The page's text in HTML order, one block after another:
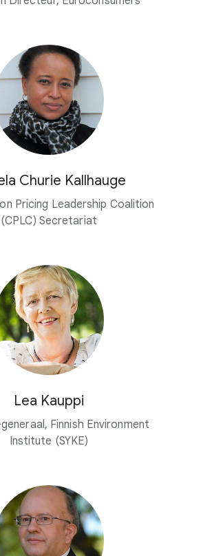
Churie Kallhauge
Pricing Leadership Coalition
(CPLC) Secretariat
Lea Kauppi
Finnish Environment
Institute (SYKE)